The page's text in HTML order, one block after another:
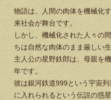
物語は、人間の肉体を機械化
来社会が舞台です。
しかし、機械化された人々の
ちは自然な肉体のまま厳しい
主人公の星野鉄郎は、母親を
年です。
彼は銀河鉄道999という宇宙
に入れられるという伝説の惑